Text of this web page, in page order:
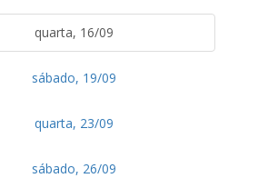
quarta, 16/09
sábado, 19/09
quarta, 23/09
sábado, 26/09